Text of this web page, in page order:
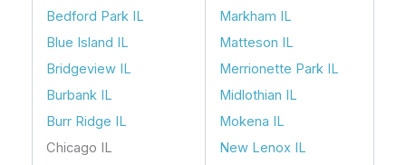
Bedford Park IL
Blue Island IL
Bridgeview IL
Burbank IL
Burr Ridge IL
Chicago IL
Markham IL
Matteson IL
Merrionette Park IL
Midlothian IL
Mokena IL
New Lenox IL